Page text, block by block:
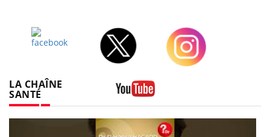
LA CHAÎNE
SANTÉ
Youtube